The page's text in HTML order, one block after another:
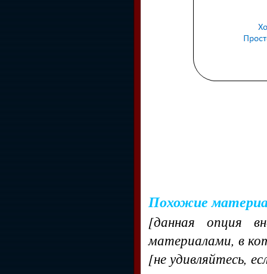
Похожие
[данная опция
материалами, в
[не удивляйтесь,